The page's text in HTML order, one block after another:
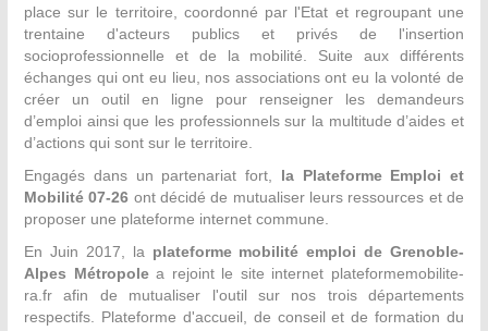
place sur le territoire, coordonné par l'Etat et regroupant une
trentaine d'acteurs publics et privés de l'insertion
socioprofessionnelle et de la mobilité. Suite aux différents
échanges qui ont eu lieu, nos associations ont eu la volonté de
créer un outil en ligne pour renseigner les demandeurs
d’emploi ainsi que les professionnels sur la multitude d’aides et
d’actions qui sont sur le territoire.
Engagés dans un partenariat fort, la Plateforme Emploi et
Mobilité 07-26 ont décidé de mutualiser leurs ressources et de
proposer une plateforme internet commune.
En Juin 2017, la plateforme mobilité emploi de Grenoble-
Alpes Métropolea rejoint le site internet plateformemobilite-
ra.fr afin de mutualiser l'outil sur nos trois départements
respectifs. Plateforme d'accueil, de conseil et de formation du